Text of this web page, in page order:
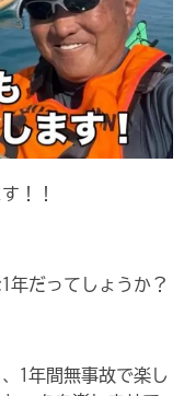
！！
年だってしょうか？
1年間無事故で楽し